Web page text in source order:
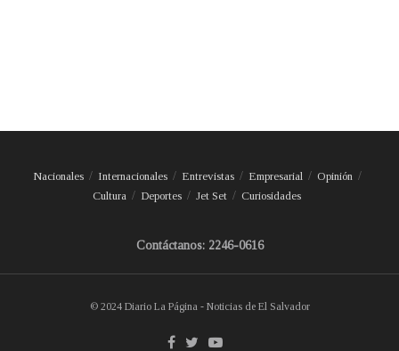
Nacionales Internacionales Entrevistas Empresarial
Opinión
Cultura
Deportes Jet Set Curiosidades
Contáctanos: 2246-0616
© 2024 Diario La Página - Noticias de El Salvador